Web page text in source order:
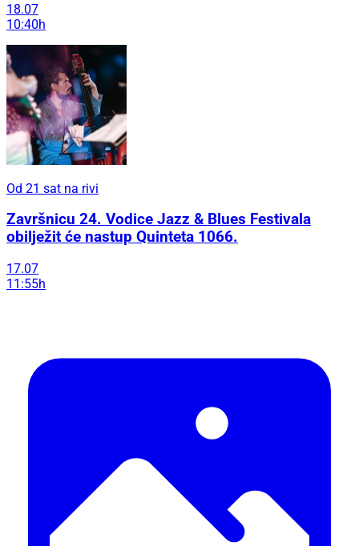
18.07
10:40h
Od 21 sat na rivi
Završnicu 24. Vodice Jazz & Blues Festivala
obilježit će nastup Quinteta 1066.
17.07
11:55h